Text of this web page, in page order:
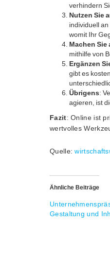
verhindern
Nutzen Sie
individuell
womit Ihr
Machen
mithilfe von
Ergänzen
gibt es
Übrigens:
agieren, ist
Fazit: Online ist
wertvolles
Quelle:
Ähnliche Beiträge
Gestaltung und